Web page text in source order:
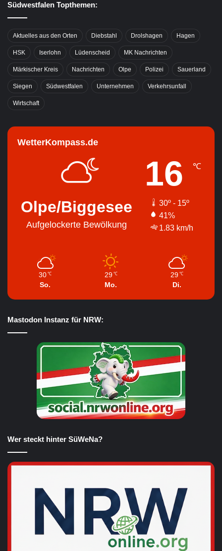
Südwestfalen Topthemen:
Aktuelles aus den Orten Diebstahl Drolshagen Hagen
HSK Iserlohn Lüdenscheid MK Nachrichten
Märkischer Kreis Nachrichten Olpe Polizei Sauerland
Siegen Südwestfalen Unternehmen Verkehrsunfall
Wirtschaft
WetterKompass.de
Olpe/Biggesee
Aufgelockerte Bewölkung
16 ℃
30º - 15º
41%
1.83 km/h
30 ℃
So.
29 ℃
Mo.
29 ℃
Di.
Mastodon Instanz für NRW:
Wer steckt hinter SüWeNa?